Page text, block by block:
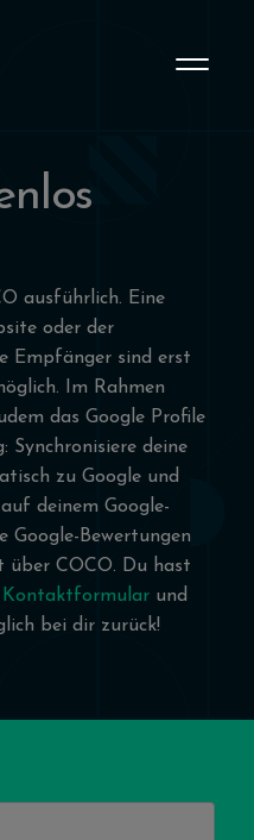
ausführlich. Eine
oder der
Empfänger sind erst
Im Rahmen
das Google Profile
Synchronisiere deine
zu Google und
deinem Google-
Google-Bewertungen
über COCO. Du hast
Kontaktformular und
bei dir zurück!